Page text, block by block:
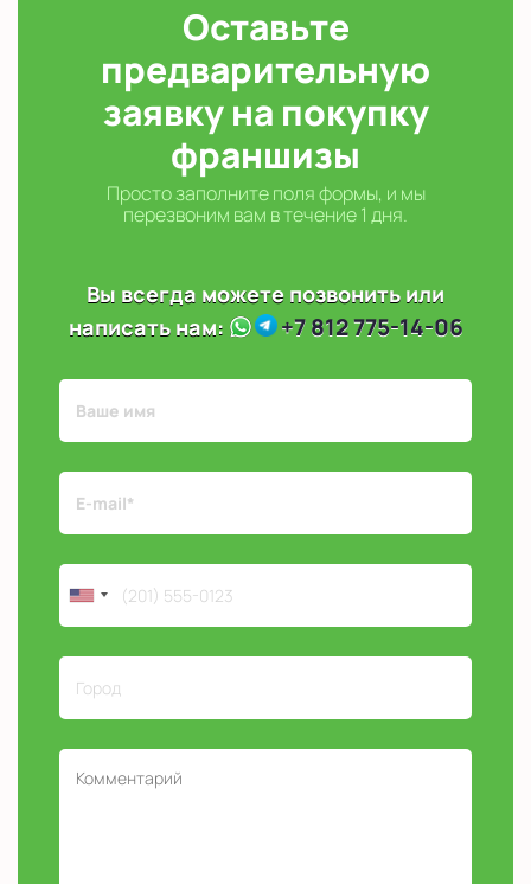
Оставьте
предварительную
заявку на покупку
франшизы
Просто заполните поля формы, и мы
перезвоним вам в течение 1 дня.
Вы всегда можете позвонить или
написать нам:
+7 812 775-14-06